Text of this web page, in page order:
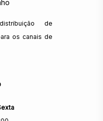
de
os canais de